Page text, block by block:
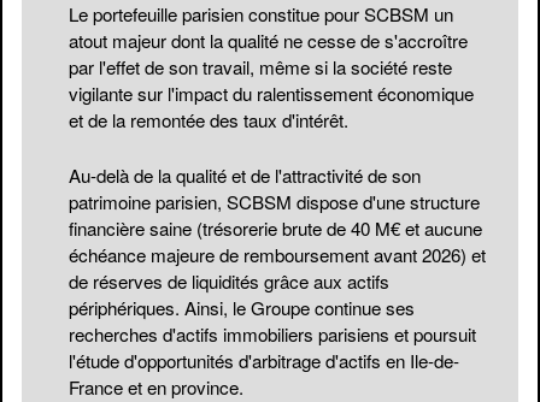
Le portefeuille parisien constitue pour SCBSM un
atout majeur dont la qualité ne cesse de s'accroître
par l'effet de son travail, même si la société reste
vigilante sur l'impact du ralentissement économique
et de la remontée des taux d'intérêt.
Au-delà de la qualité et de l'attractivité de son
patrimoine parisien, SCBSM dispose d'une structure
financière saine (trésorerie brute de 40 M€ et aucune
échéance majeure de remboursement avant 2026) et
de réserves de liquidités grâce aux actifs
périphériques. Ainsi, le Groupe continue ses
recherches d'actifs immobiliers parisiens et poursuit
l'étude d'opportunités d'arbitrage d'actifs en Ile-de-
France et en province.